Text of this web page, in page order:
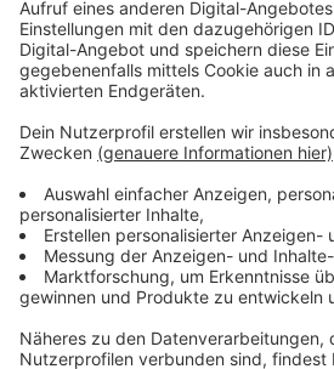
weiter steigenden Schülerzahlen,
zum Abitur nach neun Jahren
Anzeige
Weitere Infos und Links
Anzeige
Meldung der Stadt zum
Bau-Tagebuch des Comenius-